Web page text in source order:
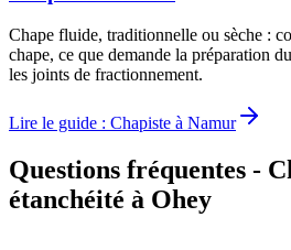
Chape fluide, traditionnelle ou sèche :
chape, ce que demande la préparation
les joints de fractionnement.
Lire le guide : Chapiste à Namur
Questions fréquentes -
étanchéité à Ohey